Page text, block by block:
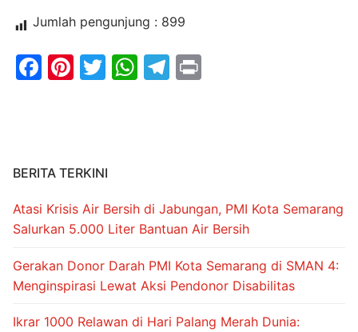
Jumlah pengunjung : 899
Facebook
Pinterest
Twitter
WhatsApp
Telegram
BERITA TERKINI
Atasi Krisis Air Bersih di Jabungan, PMI Kota Semarang
Salurkan 5.000 Liter Bantuan Air Bersih
Gerakan Donor Darah PMI Kota Semarang di SMAN 4:
Menginspirasi Lewat Aksi Pendonor Disabilitas
Ikrar 1000 Relawan di Hari Palang Merah Dunia: